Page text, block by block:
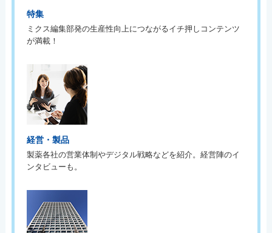
特集
ミクス編集部発の生産性向上につながるイチ押しコンテンツ
が満載！
経営・製品
製薬各社の営業体制やデジタル戦略などを紹介。経営陣のイ
ンタビューも。